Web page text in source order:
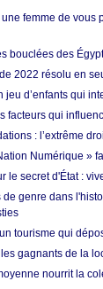
femme de
bouclées des
2022 résolu en
jeu d’enfants qui
facteurs qui
: l’extrême
Numérique »
le secret d'État :
genre dans
tourisme qui
les gagnants de la
nourrit la